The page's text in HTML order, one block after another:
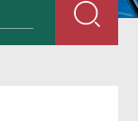
starch）ELISA试剂